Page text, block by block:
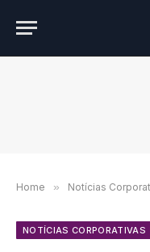
Home » Notícias
NOTÍCIAS CORPORATIVAS